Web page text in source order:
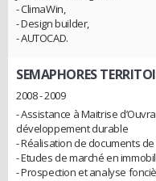
- ClimaWin,
- Design builder,
- AUTOCAD.
SEMAPHORES
2008 - 2009
- Assistance à Maitrise
développement durable
- Réalisation de documents
- Etudes de marché en
- Prospection et analyse